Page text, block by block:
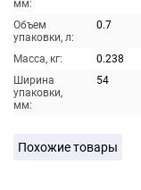
мм:
Объем
упаковки, л:
0.7
Масса, кг:
0.238
Ширина
упаковки,
мм:
54
Похожие товары